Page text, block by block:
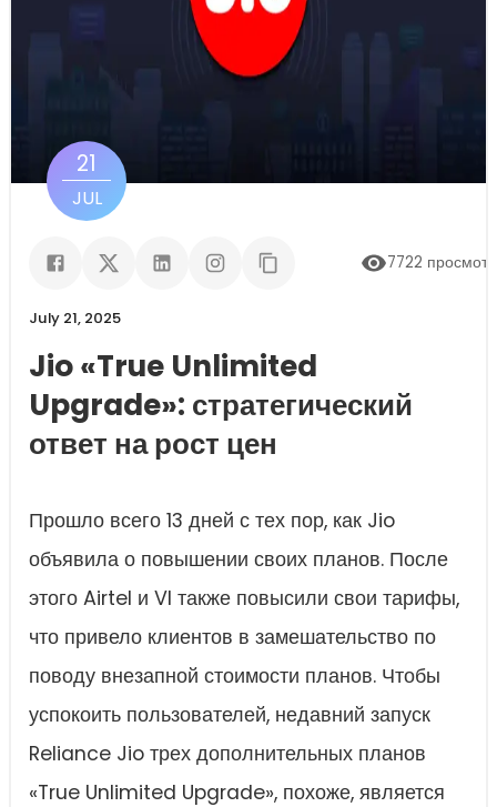
21
JUL
7722
July 21, 2025
Jio «True Unlimited
Upgrade»: стратегический
ответ на рост цен
Прошло всего 13 дней с тех пор, как Jio
объявила о повышении своих планов. После
этого Airtel и VI также повысили свои тарифы,
что привело клиентов в замешательство по
поводу внезапной стоимости планов. Чтобы
успокоить пользователей, недавний запуск
Reliance Jio трех дополнительных планов
«True Unlimited Upgrade», похоже, является